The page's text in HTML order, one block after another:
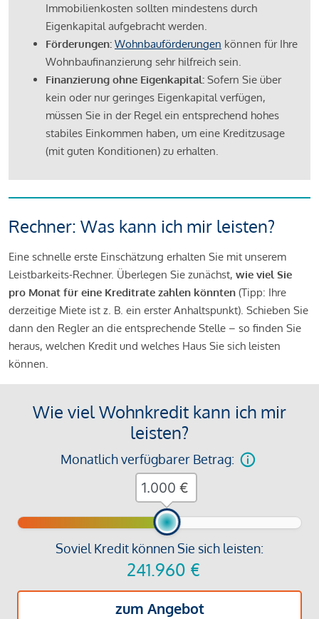
Immobilienkosten sollten mindestens durch
Eigenkapital aufgebracht werden.
Förderungen: Wohnbauförderungen können für Ihre
Wohnbaufinanzierung sehr hilfreich sein.
Finanzierung ohne Eigenkapital: Sofern Sie über
kein oder nur geringes Eigenkapital verfügen,
müssen Sie in der Regel ein entsprechend hohes
stabiles Einkommen haben, um eine Kreditzusage
(mit guten Konditionen) zu erhalten.
Rechner: Was kann ich mir leisten?
Eine schnelle erste Einschätzung erhalten Sie mit unserem
Leistbarkeits-Rechner. Überlegen Sie zunächst, wie viel Sie
pro Monat für eine Kreditrate zahlen könnten (Tipp: Ihre
derzeitige Miete ist z. B. ein erster Anhaltspunkt). Schieben Sie
dann den Regler an die entsprechende Stelle – so finden Sie
heraus, welchen Kredit und welches Haus Sie sich leisten
können.
Wie viel Wohnkredit kann ich mir
leisten?
Monatlich verfügbarer Betrag:
Soviel Kredit können Sie sich leisten:
241.960 €
zum Angebot
€